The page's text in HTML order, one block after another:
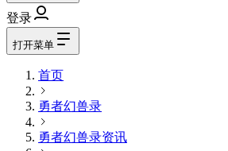
登录
打开菜单
首页
勇者幻兽录
勇者幻兽录资讯